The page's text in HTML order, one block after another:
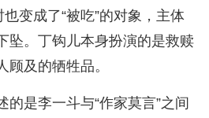
也变成了“被吃”的对象，主体
坠。丁钩儿本身扮演的是救赎
顾及的牺牲品。
的是李一斗与“作家莫言”之间